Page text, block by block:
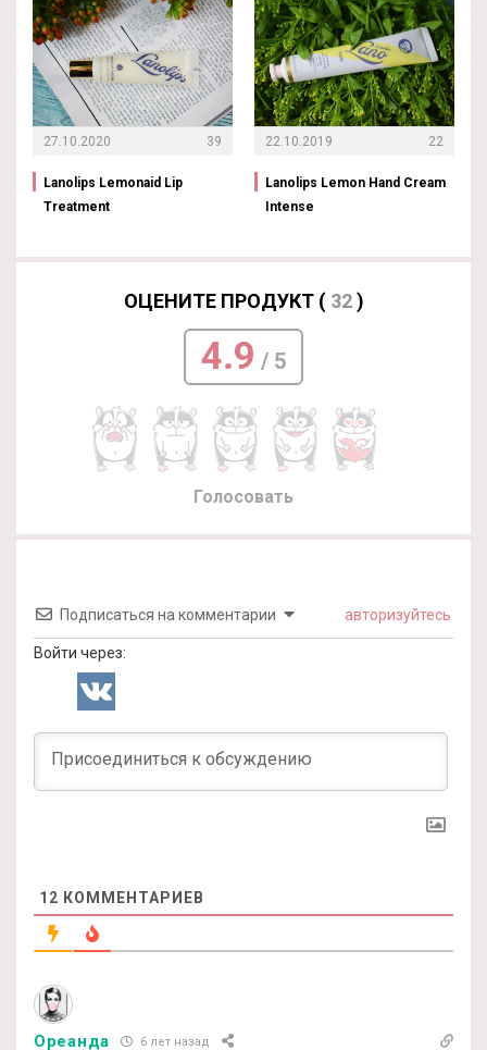
27.10.2020 39
Lanolips Lemonaid Lip
Treatment
22.10.2019 22
Lanolips Lemon Hand Cream
Intense
ОЦЕНИТЕ ПРОДУКТ ( 32)
4.9 / 5
Голосовать
Подписаться на комментарии авторизуйтесь
Войти через:
12 КОММЕНТАРИЕВ
Ореанда 6 лет назад